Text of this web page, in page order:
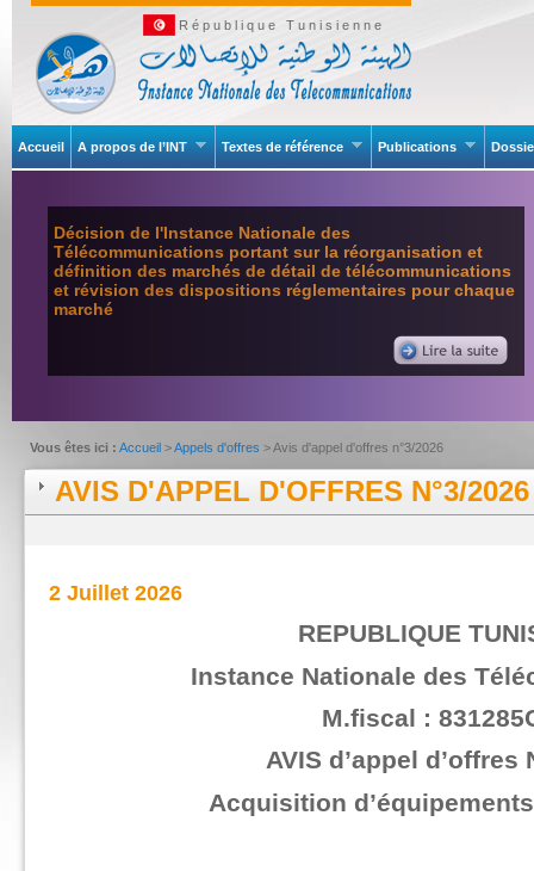
République Tunisienne
Accueil A propos de l’INT Textes de référence Publications
Décision de l'Instance Nationale des
Télécommunications portant sur la réorganisation et
définition des marchés de détail de télécommunications
et révision des dispositions réglementaires pour chaque
marché
Vous êtes ici : Accueil >Appels d'offres > Avis d'appel d'offres n°3/2026
AVIS D'APPEL D'OFFRES N°3/2026
2 Juillet 2026
REPUBLIQUE
Instance Nationale des
M.fiscal :
AVIS d’appel d’offres
Acquisition